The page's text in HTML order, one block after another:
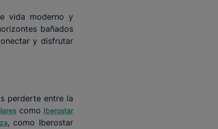
vida moderno y
bañados
y disfrutar
perderte entre la
como Iberostar
, como Iberostar